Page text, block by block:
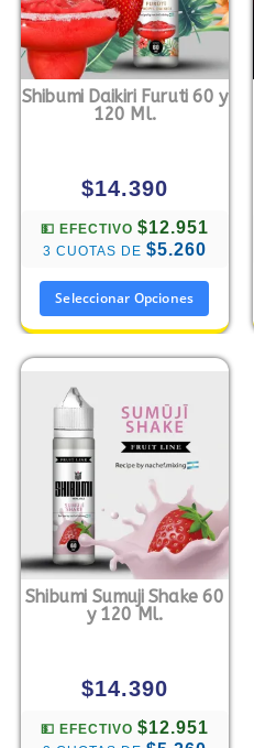
Shibumi Daikiri Furuti 60 y
120 Ml.
$14.390
💵 EFECTIVO $12.951
3 CUOTAS DE $5.260
Seleccionar Opciones
Shibumi Sumuji Shake 60
y 120 Ml.
$14.390
💵 EFECTIVO $12.951